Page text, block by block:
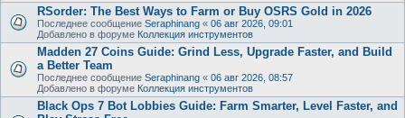
RSorder: The Best Ways to Farm or Buy OSRS Gold in 2026
Последнее сообщение Seraphinang « 06 авг 2026, 09:01
Добавлено в форуме Коллекция инструментов
Madden 27 Coins Guide: Grind Less, Upgrade Faster, and Build
a Better Team
Последнее сообщение Seraphinang « 06 авг 2026, 08:57
Добавлено в форуме Коллекция инструментов
Black Ops 7 Bot Lobbies Guide: Farm Smarter, Level Faster, and